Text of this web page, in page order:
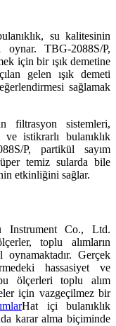
su kalitesinin
TBG-2088S/P,
için bir ışık demetine
gelen ışık demeti
sağlamak
filtrasyon sistemleri,
istikrarlı bulanıklık
P, partikül sayım
temiz sularda bile
etkinliğini sağlar.
Instrument Co., Ltd.
toplu alımların
Gerçek
hassasiyet ve
ölçerleri toplu alım
için vazgeçilmez bir
Hat içi bulanıklık
karar alma biçiminde